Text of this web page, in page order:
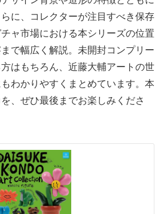
に、コレクターが注目すべき保存
ャ市場における本シリーズの位置
で幅広く解説。未開封コンプリー
はもちろん、近藤大輔アートの世
わかりやすくまとめています。本
、ぜひ最後までお楽しみくださ